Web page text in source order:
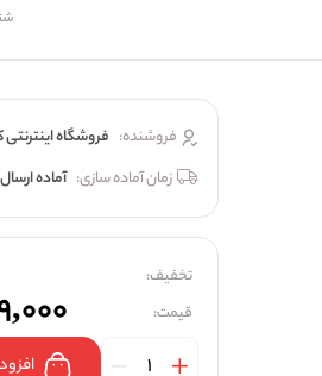
فروشنده: فروشگاه
زمان آماده سازی: آماده ارسال
تخفیف:
قیمت: